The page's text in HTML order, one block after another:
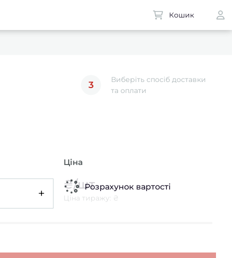
Кошик
3
Виберіть спосіб доставки
та оплати
+
Ціна
Розрахунок вартості
₴/шт
Ціна тиражу: ₴